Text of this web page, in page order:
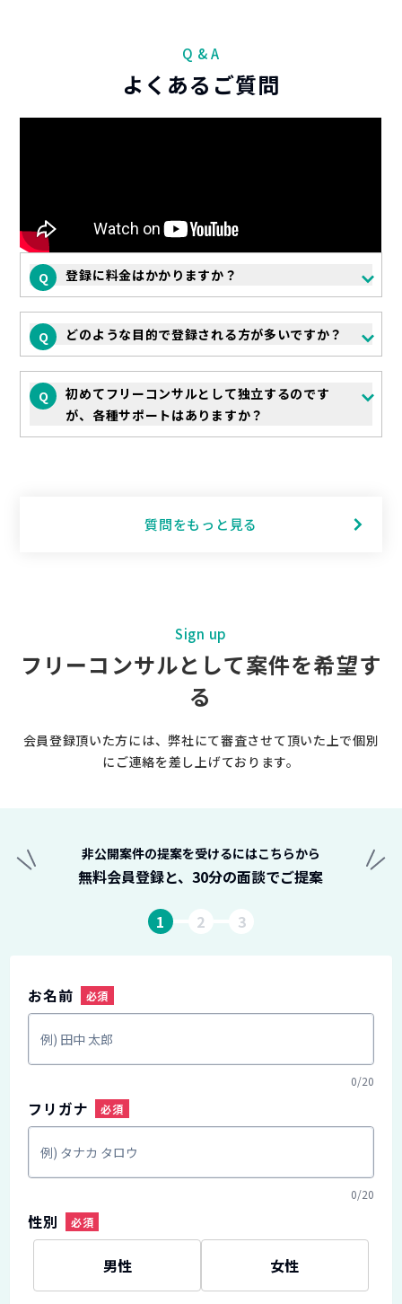
Q & A
よくあるご質問
登録に料金はかかりますか？
どのような目的で登録される方が多いですか？
初めてフリーコンサルとして独立するのです
が、各種サポートはありますか？
質問をもっと見る
Sign up
フリーコンサルとして案件を希望す
る
会員登録頂いた方には、弊社にて審査させて頂いた上で個別
にご連絡を差し上げております。
非公開案件の提案を受けるにはこちらから
無料会員登録と、30分の面談でご提案
1 2 3
お名前
0/20
フリガナ
0/20
性別
男性 女性